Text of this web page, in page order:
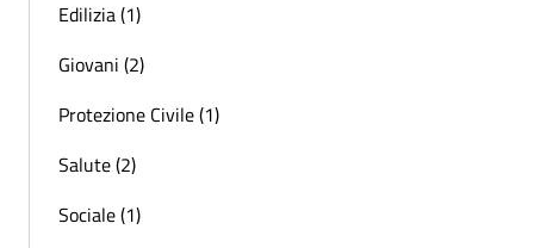
Edilizia (1)
Giovani (2)
Protezione Civile (1)
Salute (2)
Sociale (1)